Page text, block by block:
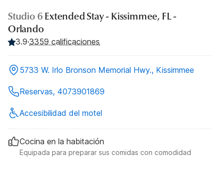
Studio 6 Extended Stay - Kissimmee, FL -
Orlando
3.9·3359 calificaciones
5733 W. Irlo Bronson Memorial Hwy., Kissimmee
Reservas, 4073901869
Accesibilidad del motel
Cocina en la habitación
Equipada para preparar sus comidas con comodidad